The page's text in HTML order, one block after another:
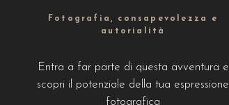
Fotografia, consapevolezza e
autorialità
Entra a far parte di questa avventura e
scopri il potenziale della tua espressione
fotografica